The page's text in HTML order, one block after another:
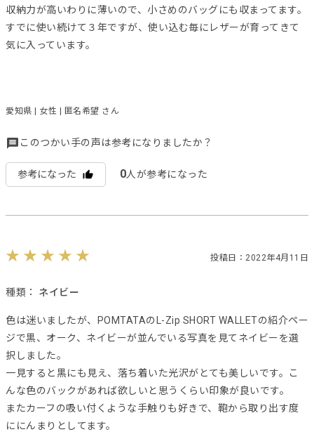
収納力が高いわりに薄いので、小さめのバッグにも収まってます。
すでに使い続けて３年ですが、使い込む毎にレザーが育ってきて
気に入っています。
愛知県 | 女性 | 匿名希望 さん
このつかい手の声は参考になりましたか？
参考になった 0人が参考になった
投稿日：2022年4月11日
種類： ネイビー
色は迷いましたが、POMTATAのL-Zip SHORT WALLETの紹介ペー
ジで黒、オーク、ネイビーが並んでいる写真を見てネイビーを選
択しました。
一見すると黒にも見え、落ち着いた光沢がとても美しいです。こ
んな色のバックがあれば欲しいと思うくらい印象が良いです。
またカーフの吸い付くような手触りも好きで、鞄から取り出す度
ににんまりとしてます。